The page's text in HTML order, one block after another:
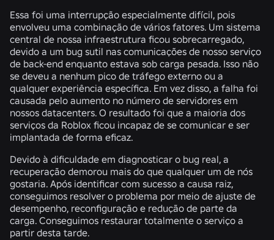
Essa foi uma interrupção especialmente difícil, pois
envolveu uma combinação de vários fatores. Um sistema
central de nossa infraestrutura ficou sobrecarregado,
devido a um bug sutil nas comunicações de nosso serviço
de back-end enquanto estava sob carga pesada. Isso não
se deveu a nenhum pico de tráfego externo ou a
qualquer experiência específica. Em vez disso, a falha foi
causada pelo aumento no número de servidores em
nossos datacenters. O resultado foi que a maioria dos
serviços da Roblox ficou incapaz de se comunicar e ser
implantada de forma eficaz.
Devido à dificuldade em diagnosticar o bug real, a
recuperação demorou mais do que qualquer um de nós
gostaria. Após identificar com sucesso a causa raiz,
conseguimos resolver o problema por meio de ajuste de
desempenho, reconfiguração e redução de parte da
carga. Conseguimos restaurar totalmente o serviço a
partir desta tarde.